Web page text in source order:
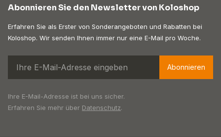
Abonnieren Sie den Newsletter von Koloshop
Erfahren Sie als Erster von Sonderangeboten und Rabatten bei
Koloshop. Wir senden Ihnen immer nur eine E-Mail pro Woche.
Abonnieren
Ihre E-Mail-Adresse ist bei uns sicher.
Erfahren Sie mehr über Datenschutz.